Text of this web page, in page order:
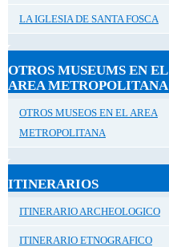
LA IGLESIA DE SANTA FOSCA
OTROS MUSEUMS EN EL
AREA METROPOLITANA
OTROS MUSEOS EN EL AREA
METROPOLITANA
ITINERARIOS
ITINERARIO ARCHEOLOGICO
ITINERARIO ETNOGRAFICO